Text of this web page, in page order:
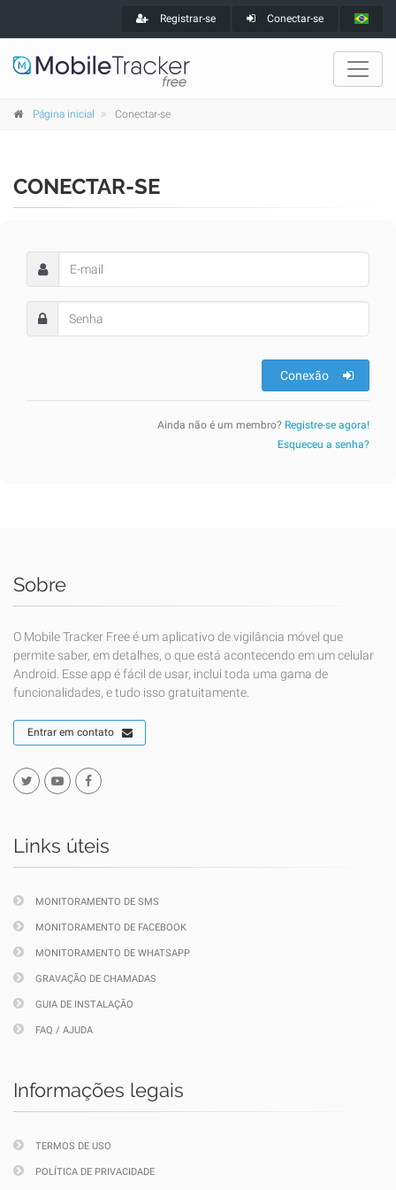
Registrar-se Conectar-se
Página inicial Conectar-se
CONECTAR-SE
Conexão
Ainda não é um membro? Registre-se agora!
Esqueceu a senha?
Sobre
O Mobile Tracker Free é um aplicativo de vigilância móvel que
permite saber, em detalhes, o que está acontecendo em um celular
Android. Esse app é fácil de usar, inclui toda uma gama de
funcionalidades, e tudo isso gratuitamente.
Entrar em contato
Links úteis
MONITORAMENTO DE SMS
MONITORAMENTO DE FACEBOOK
MONITORAMENTO DE WHATSAPP
GRAVAÇÃO DE CHAMADAS
GUIA DE INSTALAÇÃO
FAQ / AJUDA
Informações legais
TERMOS DE USO
POLÍTICA DE PRIVACIDADE